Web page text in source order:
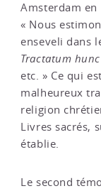
Amsterdam en
« Nous
enseveli dans
Tractatum
etc. » Ce qui
malheureux
religion
Livres sacrés,
établie.
Le second